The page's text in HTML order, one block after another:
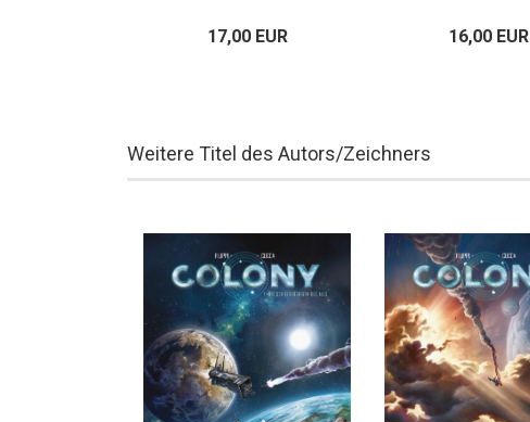
17,00 EUR 16,00 EUR
Weitere Titel des Autors/Zeichners